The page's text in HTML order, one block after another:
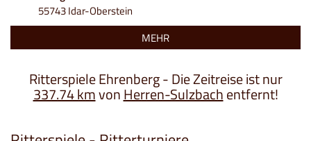
55743 Idar-Oberstein
MEHR
Ritterspiele Ehrenberg - Die Zeitreise ist nur
337.74 kmvonHerren-Sulzbachentfernt!